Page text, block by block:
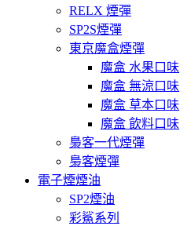
RELX 煙彈
SP2S煙彈
東京魔盒煙彈
魔盒 水果口味
魔盒 無涼口味
魔盒 草本口味
魔盒 飲料口味
梟客一代煙彈
梟客煙彈
電子煙煙油
SP2煙油
彩鯊系列